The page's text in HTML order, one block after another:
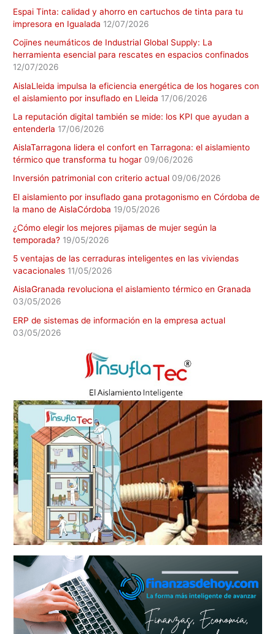
Espai Tinta: calidad y ahorro en cartuchos de tinta para tu
impresora en Igualada 12/07/2026
Cojines neumáticos de Industrial Global Supply: La
herramienta esencial para rescates en espacios confinados
12/07/2026
AislaLleida impulsa la eficiencia energética de los hogares con
el aislamiento por insuflado en Lleida 17/06/2026
La reputación digital también se mide: los KPI que ayudan a
entenderla 17/06/2026
AislaTarragona lidera el confort en Tarragona: el aislamiento
térmico que transforma tu hogar 09/06/2026
Inversión patrimonial con criterio actual 09/06/2026
El aislamiento por insuflado gana protagonismo en Córdoba de
la mano de AislaCórdoba 19/05/2026
¿Cómo elegir los mejores pijamas de mujer según la
temporada? 19/05/2026
5 ventajas de las cerraduras inteligentes en las viviendas
vacacionales 11/05/2026
AislaGranada revoluciona el aislamiento térmico en Granada
03/05/2026
ERP de sistemas de información en la empresa actual
03/05/2026